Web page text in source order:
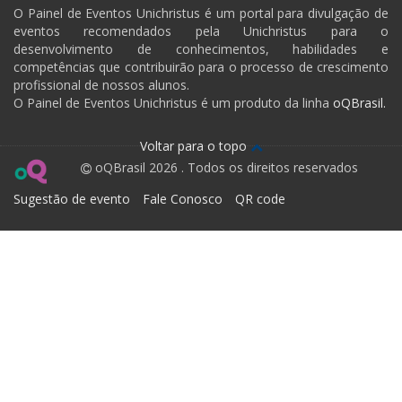
O Painel de Eventos Unichristus é um portal para divulgação de
eventos recomendados pela Unichristus para o
desenvolvimento de conhecimentos, habilidades e
competências que contribuirão para o processo de crescimento
profissional de nossos alunos.
O Painel de Eventos Unichristus é um produto da linha oQBrasil.
Voltar para o topo
oQBrasil 2026 . Todos os direitos reservados
Sugestão de evento
Fale Conosco QR code